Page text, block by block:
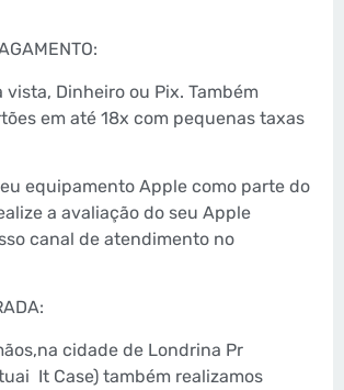
vista, Dinheiro ou Pix. Também
em até 18x com pequenas taxas
equipamento Apple como parte do
a avaliação do seu Apple
canal de atendimento no
cidade de Londrina Pr
It Case) também realizamos